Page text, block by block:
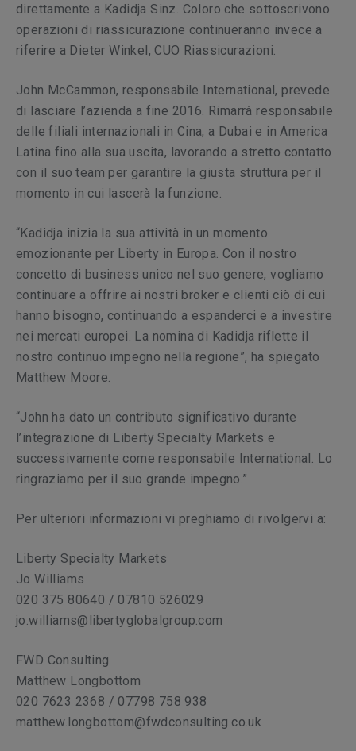
direttamente a Kadidja Sinz. Coloro che sottoscrivono
operazioni di riassicurazione continueranno invece a
riferire a Dieter Winkel, CUO Riassicurazioni.
John McCammon, responsabile International, prevede
di lasciare l’azienda a fine 2016. Rimarrà responsabile
delle filiali internazionali in Cina, a Dubai e in America
Latina fino alla sua uscita, lavorando a stretto contatto
con il suo team per garantire la giusta struttura per il
momento in cui lascerà la funzione.
“Kadidja inizia la sua attività in un momento
emozionante per Liberty in Europa. Con il nostro
concetto di business unico nel suo genere, vogliamo
continuare a offrire ai nostri broker e clienti ciò di cui
hanno bisogno, continuando a espanderci e a investire
nei mercati europei. La nomina di Kadidja riflette il
nostro continuo impegno nella regione”, ha spiegato
Matthew Moore.
“John ha dato un contributo significativo durante
l’integrazione di Liberty Specialty Markets e
successivamente come responsabile International. Lo
ringraziamo per il suo grande impegno.”
Per ulteriori informazioni vi preghiamo di rivolgervi a:
Liberty Specialty Markets
Jo Williams
020 375 80640 / 07810 526029
jo.williams@libertyglobalgroup.com
FWD Consulting
Matthew Longbottom
020 7623 2368 / 07798 758 938
matthew.longbottom@fwdconsulting.co.uk